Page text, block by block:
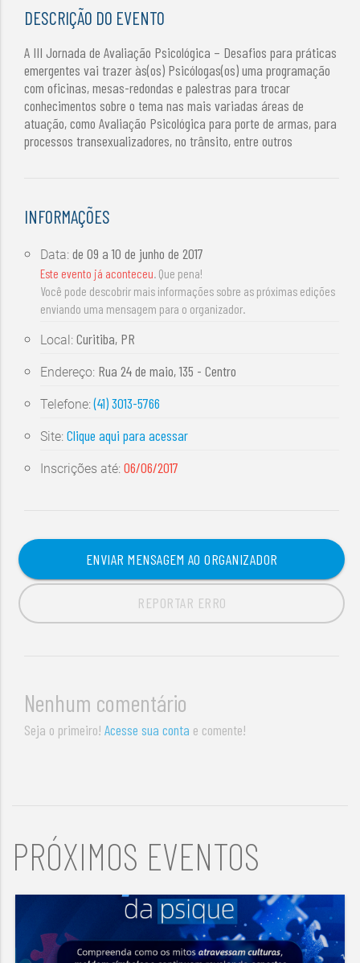
DESCRIÇÃO DO EVENTO
A III Jornada de Avaliação Psicológica – Desafios para práticas
emergentes vai trazer às(os) Psicólogas(os) uma programação
com oficinas, mesas-redondas e palestras para trocar
conhecimentos sobre o tema nas mais variadas áreas de
atuação, como Avaliação Psicológica para porte de armas, para
processos transexualizadores, no trânsito, entre outros
INFORMAÇÕES
Data:de09 a 10 de junho de 2017
Este evento já aconteceu. Que pena!
Você pode descobrir mais informações sobre as próximas edições
enviando uma mensagem para o organizador.
Local:Curitiba, PR
Endereço: Rua 24 de maio, 135 - Centro
Telefone:(41) 3013-5766
Site:Clique aqui para acessar
Inscrições até:06/06/2017
ENVIAR MENSAGEM AO ORGANIZADOR
REPORTAR ERRO
Nenhum comentário
Seja o primeiro!Acesse sua conta e comente!
PRÓXIMOS EVENTOS